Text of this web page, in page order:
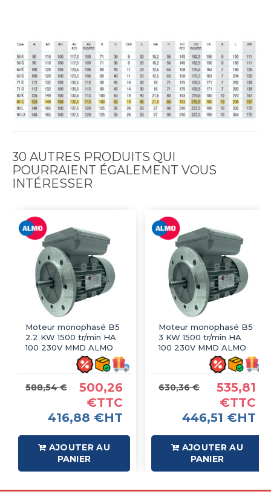
30 AUTRES PRODUITS QUI
POURRAIENT ÉGALEMENT VOUS
INTÉRESSER
Moteur monophasé B5
2.2 KW 1500 tr/min HA
100 230V MMD ALMO
588,54 €
500,26
€TTC
416,88 €HT
AJOUTER AU
PANIER
Moteur monophasé B5
3 KW 1500 tr/min HA
100 230V MMD ALMO
630,36 €
535,81
€TTC
446,51 €HT
AJOUTER AU
PANIER